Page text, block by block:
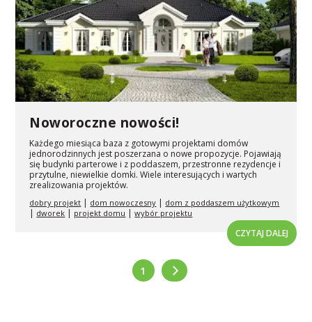
Noworoczne nowości!
Każdego miesiąca baza z gotowymi projektami domów
jednorodzinnych jest poszerzana o nowe propozycje. Pojawiają
się budynki parterowe i z poddaszem, przestronne rezydencje i
przytulne, niewielkie domki. Wiele interesujących i wartych
zrealizowania projektów.
dobry projekt | dom nowoczesny | dom z poddaszem użytkowym
| dworek | projekt domu |wybór projektu
CZYTAJ DALEJ
1